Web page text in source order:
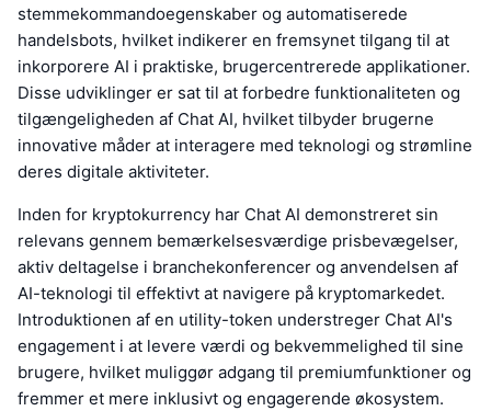
stemmekommandoegenskaber og automatiserede
handelsbots, hvilket indikerer en fremsynet tilgang til at
inkorporere AI i praktiske, brugercentrerede applikationer.
Disse udviklinger er sat til at forbedre funktionaliteten og
tilgængeligheden af Chat AI, hvilket tilbyder brugerne
innovative måder at interagere med teknologi og strømline
deres digitale aktiviteter.
Inden for kryptokurrency har Chat AI demonstreret sin
relevans gennem bemærkelsesværdige prisbevægelser,
aktiv deltagelse i branchekonferencer og anvendelsen af
AI-teknologi til effektivt at navigere på kryptomarkedet.
Introduktionen af en utility-token understreger Chat AI's
engagement i at levere værdi og bekvemmelighed til sine
brugere, hvilket muliggør adgang til premiumfunktioner og
fremmer et mere inklusivt og engagerende økosystem.